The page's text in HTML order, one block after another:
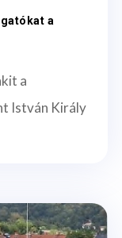
a
a
István Király